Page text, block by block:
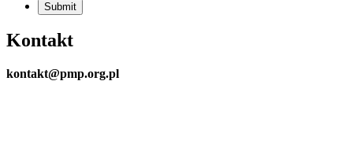
Kontakt
kontakt@pmp.org.pl